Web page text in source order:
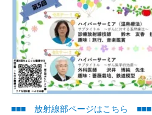
■■■ 放射線部ページはこちら ■■■